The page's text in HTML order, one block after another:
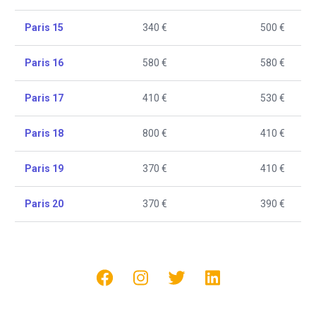
Paris 15 340 € 500 €
Paris 16 580 € 580 €
Paris 17 410 € 530 €
Paris 18 800 € 410 €
Paris 19 370 € 410 €
Paris 20 370 € 390 €